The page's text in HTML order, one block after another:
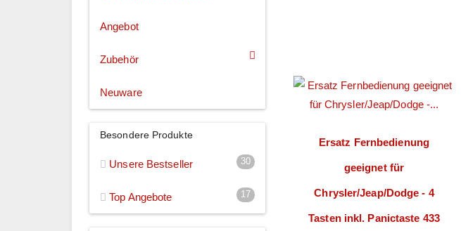
Ersatz Fernbedienung
geeignet für
Chrysler/Jeap/Dodge - 4
Tasten inkl. Panictaste 433
Angebot
Zubehör
Neuware
Besondere Produkte
30
Unsere Bestseller
17
Top Angebote